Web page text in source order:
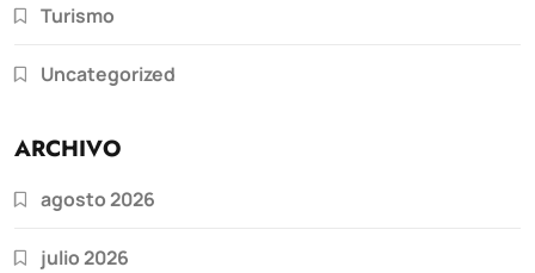
Turismo
Uncategorized
ARCHIVO
agosto 2026
julio 2026